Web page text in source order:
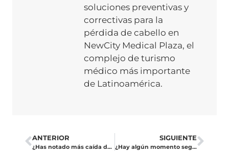
soluciones preventivas y
correctivas para la
pérdida de cabello en
NewCity Medical Plaza, el
complejo de turismo
médico más importante
de Latinoamérica.
ANTERIOR
¿Has notado más caída de cabello después del embarazo, por estrés o cambios hormonales?
SIGUIENTE
¿Hay algún momento seguro en el que pueda teñirme el pelo después de un trasplante capilar?